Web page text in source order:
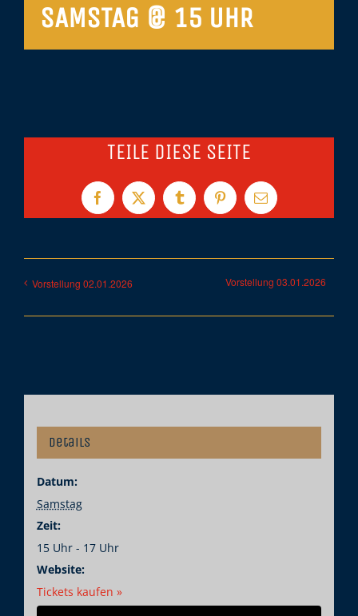
SAMSTAG @ 15 UHR
TEILE DIESE SEITE
Facebook
X TumblrPinterest
E-
Mail
Vorstellung 02.01.2026 Vorstellung 03.01.2026
Details
Datum:
Samstag
Zeit:
15 Uhr - 17 Uhr
Website:
Tickets kaufen »